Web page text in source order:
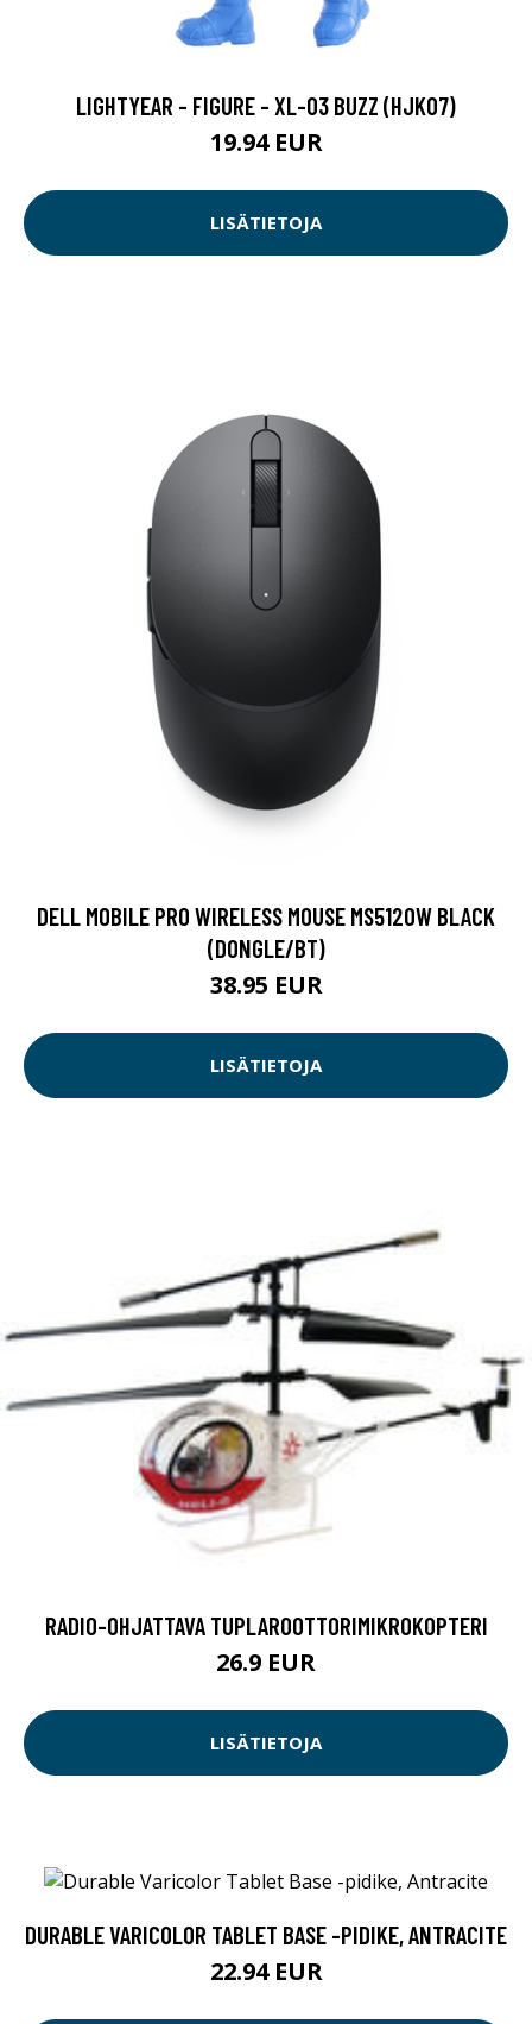
LIGHTYEAR - FIGURE - XL-03 BUZZ (HJK07)
19.94 EUR
LISÄTIETOJA
DELL MOBILE PRO WIRELESS MOUSE MS5120W BLACK
(DONGLE/BT)
38.95 EUR
LISÄTIETOJA
RADIO-OHJATTAVA TUPLAROOTTORIMIKROKOPTERI
26.9 EUR
LISÄTIETOJA
DURABLE VARICOLOR TABLET BASE -PIDIKE, ANTRACITE
22.94 EUR